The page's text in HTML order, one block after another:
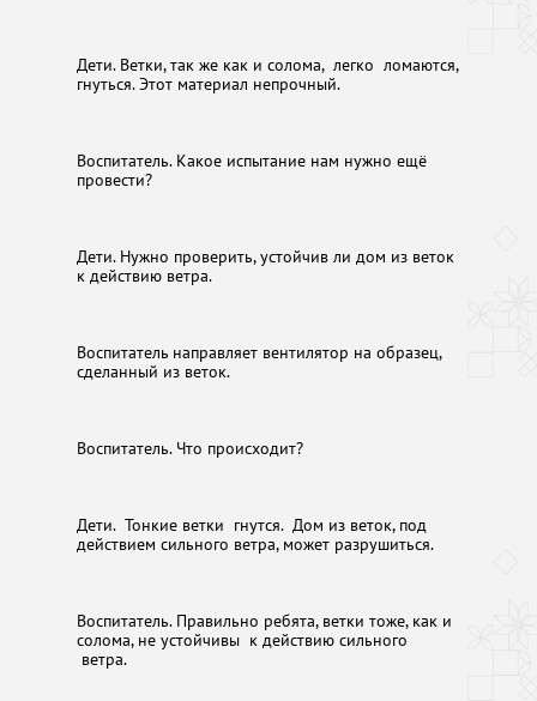
Дети. Ветки, так же как и солома, легко ломаются,
гнуться. Этот материал непрочный.
Воспитатель. Какое испытание нам нужно ещё
провести?
Дети. Нужно проверить, устойчив ли дом из веток
к действию ветра.
Воспитатель направляет вентилятор на образец,
сделанный из веток.
Воспитатель. Что происходит?
Дети. Тонкие ветки гнутся. Дом из веток, под
действием сильного ветра, может разрушиться.
Воспитатель. Правильно ребята, ветки тоже, как и
солома, не устойчивы к действию сильного
ветра.